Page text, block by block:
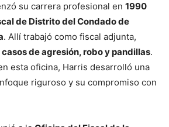
su carrera profesional en 1990
de Distrito del Condado de
. Allí trabajó como fiscal adjunta,
casos de agresión, robo y pandillas.
esta oficina, Harris desarrolló una
riguroso y su compromiso con